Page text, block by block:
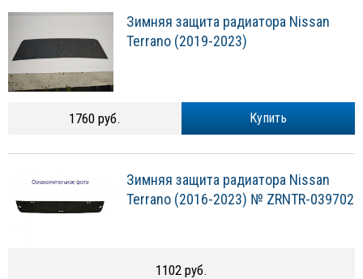
Зимняя защита радиатора Nissan
Terrano (2019-2023)
Купить
1760 руб.
Зимняя защита радиатора Nissan
Terrano (2016-2023) № ZRNTR-039702
1102 руб.